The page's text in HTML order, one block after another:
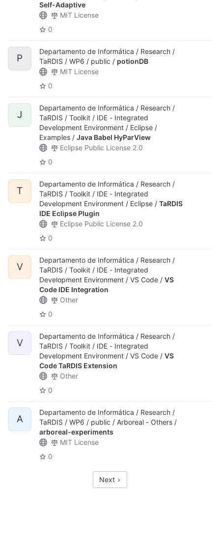
Self-Adaptive
MIT License
0
P
Departamento de Informática / Research /
TaRDIS / WP6 / public / potionDB
MIT License
0
J
Departamento de Informática / Research /
TaRDIS / Toolkit / IDE - Integrated
Development Environment / Eclipse /
Examples / Java Babel HyParView
Eclipse Public License 2.0
0
T
Departamento de Informática / Research /
TaRDIS / Toolkit / IDE - Integrated
Development Environment / Eclipse / TaRDIS
IDE Eclipse Plugin
Eclipse Public License 2.0
0
V
Departamento de Informática / Research /
TaRDIS / Toolkit / IDE - Integrated
Development Environment / VS Code / VS
Code IDE Integration
Other
0
V
Departamento de Informática / Research /
TaRDIS / Toolkit / IDE - Integrated
Development Environment / VS Code / VS
Code TaRDIS Extension
Other
0
A
Departamento de Informática / Research /
TaRDIS / WP6 / public / Arboreal - Others /
arboreal-experiments
MIT License
0
Next